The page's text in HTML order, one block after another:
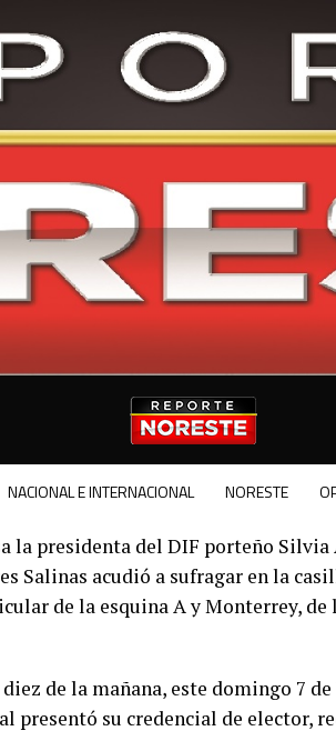
NACIONAL E INTERNACIONAL NORESTE
la presidenta del DIF porteño Silvia
Salinas acudió a sufragar en la
de la esquina A y Monterrey, de
diez de la mañana, este domingo 7
presentó su credencial de elector,